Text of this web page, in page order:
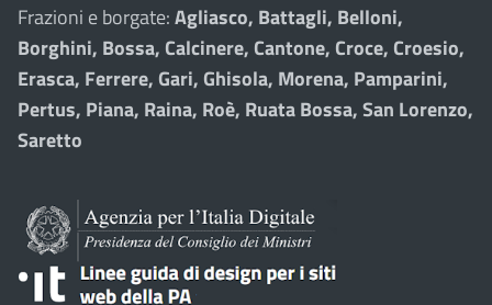
Frazioni e borgate:Agliasco, Battagli, Belloni,
Borghini, Bossa, Calcinere, Cantone, Croce, Croesio,
Erasca, Ferrere, Gari, Ghisola, Morena, Pamparini,
Pertus, Piana, Raina, Roè, Ruata Bossa, San Lorenzo,
Saretto